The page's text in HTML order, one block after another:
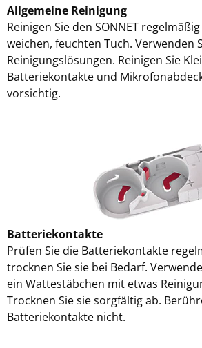
Allgemeine Reinigung
Reinigen Sie den SONNET
weichen, feuchten Tuch. Verwenden
Reinigungslösungen. Reinigen Sie
Batteriekontakte und
vorsichtig.
Batteriekontakte
Prüfen Sie die Batteriekontakte
trocknen Sie sie bei Bedarf.
ein Wattestäbchen mit etwas
Trocknen Sie sie sorgfältig ab.
Batteriekontakte nicht.